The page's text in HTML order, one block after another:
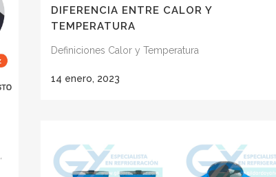
DIFERENCIA ENTRE CALOR Y
TEMPERATURA
Definiciones Calor y Temperatura
14 enero, 2023